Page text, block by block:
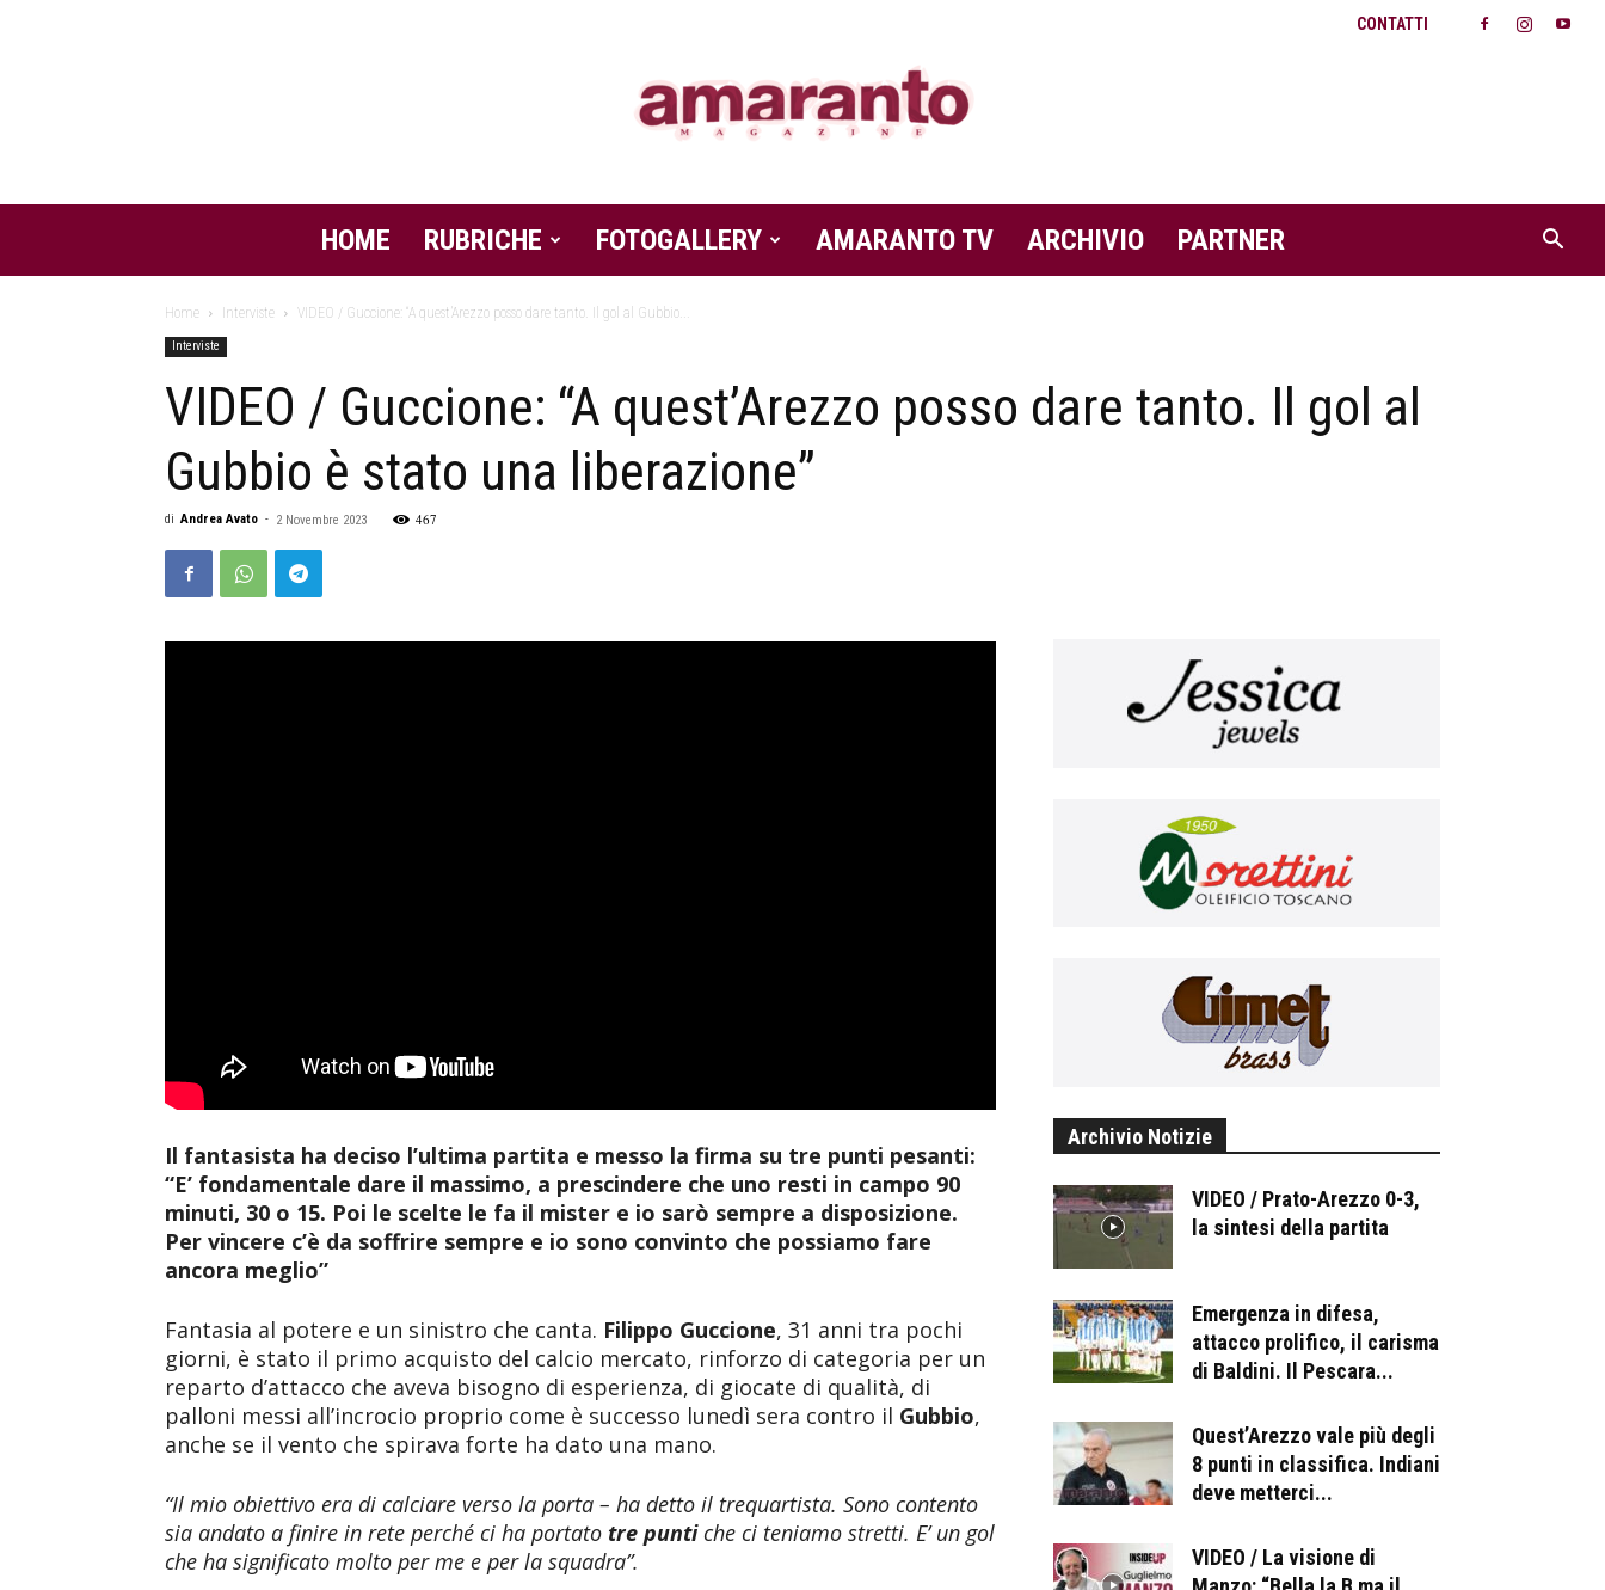
CONTATTI
Amaranto
Magazine
HOME RUBRICHE FOTOGALLERY AMARANTO TV ARCHIVIO PARTNER
Home Interviste VIDEO / Guccione: “A quest’Arezzo posso dare tanto. Il gol al Gubbio...
Interviste
VIDEO / Guccione: “A quest’Arezzo posso dare tanto. Il gol al
Gubbio è stato una liberazione”
di Andrea Avato - 2 Novembre 2023 467
Il fantasista ha deciso l’ultima partita e messo la firma su tre punti pesanti:
“E’ fondamentale dare il massimo, a prescindere che uno resti in campo 90
minuti, 30 o 15. Poi le scelte le fa il mister e io sarò sempre a disposizione.
Per vincere c’è da soffrire sempre e io sono convinto che possiamo fare
ancora meglio”
Fantasia al potere e un sinistro che canta. Filippo Guccione, 31 anni tra pochi
giorni, è stato il primo acquisto del calcio mercato, rinforzo di categoria per un
reparto d’attacco che aveva bisogno di esperienza, di giocate di qualità, di
palloni messi all’incrocio proprio come è successo lunedì sera contro il Gubbio,
anche se il vento che spirava forte ha dato una mano.
“Il mio obiettivo era di calciare verso la porta – ha detto il trequartista. Sono contento
sia andato a finire in rete perché ci ha portato tre puntiche ci teniamo stretti. E’ un gol
che ha significato molto per me e per la squadra”.
Archivio Notizie
VIDEO / Prato-Arezzo 0-3,
la sintesi della partita
Emergenza in difesa,
attacco prolifico, il carisma
di Baldini. Il Pescara...
Quest’Arezzo vale più degli
8 punti in classifica. Indiani
deve metterci...
VIDEO / La visione di